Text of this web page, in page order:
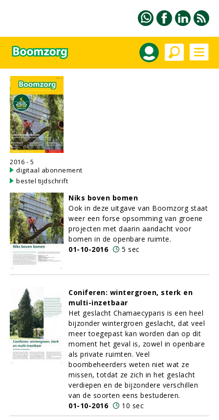
2016 - 5
digitaal abonnement
bestel tijdschrift
Niks boven bomen
Ook in deze uitgave van Boomzorg staat
weer een forse opsomming van groene
projecten met daarin aandacht voor
bomen in de openbare ruimte.
01-10-2016
5 sec
Coniferen: wintergroen, sterk en
multi-inzetbaar
Het geslacht Chamaecyparis is een heel
bijzonder wintergroen geslacht, dat veel
meer toegepast kan worden dan op dit
moment het geval is, zowel in openbare
als private ruimten. Veel
boombeheerders weten niet wat ze
missen, totdat ze zich in het geslacht
verdiepen en de bijzondere verschillen
van de soorten eens bestuderen.
01-10-2016
10 sec